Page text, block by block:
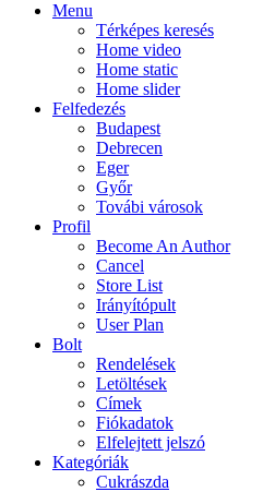
Menu
Térképes keresés
Home video
Home static
Home slider
Felfedezés
Budapest
Debrecen
Eger
Győr
Továbi városok
Profil
Become An Author
Cancel
Store List
Irányítópult
User Plan
Bolt
Rendelések
Letöltések
Címek
Fiókadatok
Elfelejtett jelszó
Kategóriák
Cukrászda